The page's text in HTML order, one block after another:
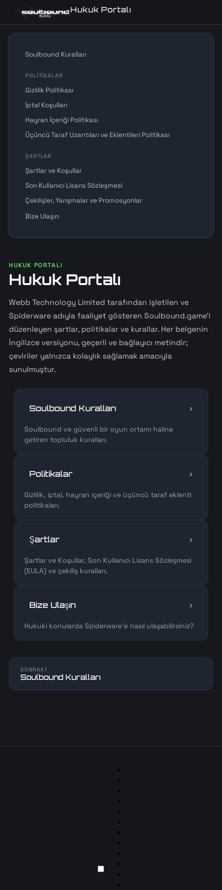
Hukuk Portalı
Soulbound Kuralları
POLITIKALAR
Gizlilik Politikası
İptal Koşulları
Hayran İçeriği Politikası
Üçüncü Taraf Uzantıları ve Eklentileri Politikası
ŞARTLAR
Şartlar ve Koşullar
Son Kullanıcı Lisans Sözleşmesi
Çekilişler, Yarışmalar ve Promosyonlar
Bize Ulaşın
HUKUK PORTALI
Hukuk Portalı
Webb Technology Limited tarafından işletilen ve
Spiderware adıyla faaliyet gösteren Soulbound.game'i
düzenleyen şartlar, politikalar ve kurallar. Her belgenin
İngilizce versiyonu, geçerli ve bağlayıcı metindir;
çeviriler yalnızca kolaylık sağlamak amacıyla
sunulmuştur.
Soulbound Kuralları ›
Soulbound ve güvenli bir oyun ortamı haline
getiren topluluk kuralları.
Politikalar ›
Gizlilik, iptal, hayran içeriği ve üçüncü taraf eklenti
politikaları.
Şartlar ›
Şartlar ve Koşullar, Son Kullanıcı Lisans Sözleşmesi
(EULA) ve çekiliş kuralları.
Bize Ulaşın ›
Hukuki konularda Spiderware'e nasıl ulaşabilirsiniz?
SONRAKİ
Soulbound Kuralları